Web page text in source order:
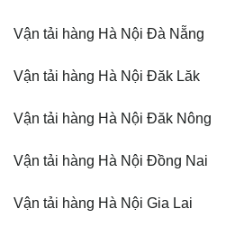
Vận tải hàng Hà Nội Đà Nẵng
Vận tải hàng Hà Nội Đăk Lăk
Vận tải hàng Hà Nội Đăk Nông
Vận tải hàng Hà Nội Đồng Nai
Vận tải hàng Hà Nội Gia Lai